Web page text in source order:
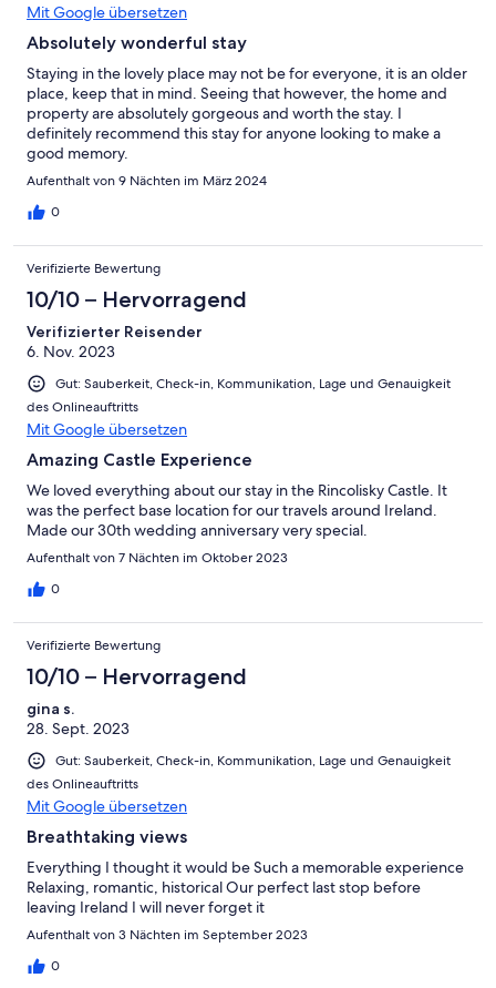
Mit Google übersetzen
Absolutely wonderful stay
Staying in the lovely place may not be for everyone, it is an older
place, keep that in mind. Seeing that however, the home and
property are absolutely gorgeous and worth the stay. I
definitely recommend this stay for anyone looking to make a
good memory.
Aufenthalt von 9 Nächten im März 2024
0
Verifizierte Bewertung
10/10 – Hervorragend
Verifizierter Reisender
6. Nov. 2023
Gut: Sauberkeit, Check-in, Kommunikation, Lage und Genauigkeit
des Onlineauftritts
Mit Google übersetzen
Amazing Castle Experience
We loved everything about our stay in the Rincolisky Castle. It
was the perfect base location for our travels around Ireland.
Made our 30th wedding anniversary very special.
Aufenthalt von 7 Nächten im Oktober 2023
0
Verifizierte Bewertung
10/10 – Hervorragend
gina s.
28. Sept. 2023
Gut: Sauberkeit, Check-in, Kommunikation, Lage und Genauigkeit
des Onlineauftritts
Mit Google übersetzen
Breathtaking views
Everything I thought it would be Such a memorable experience
Relaxing, romantic, historical Our perfect last stop before
leaving Ireland I will never forget it
Aufenthalt von 3 Nächten im September 2023
0